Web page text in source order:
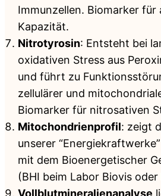
Immunzellen. Biomarker
Kapazität.
Nitrotyrosin: Entsteht bei
oxidativen Stress aus
und führt zu
zellulärer und
Biomarker für nitrosativen
Mitochondrienprofil: zeigt
unserer
mit dem Bioenergetischer
(BHI beim Labor Biovis oder
Vollblutmineralienanalyse